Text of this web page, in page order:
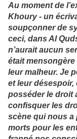
Au moment de
Khoury - un
soupçonner de
ceci, dans Al
n’aurait aucun
était
leur malheur. Je
et leur
posséder le droit
confisquer les
scène qui nous a
morts pour les